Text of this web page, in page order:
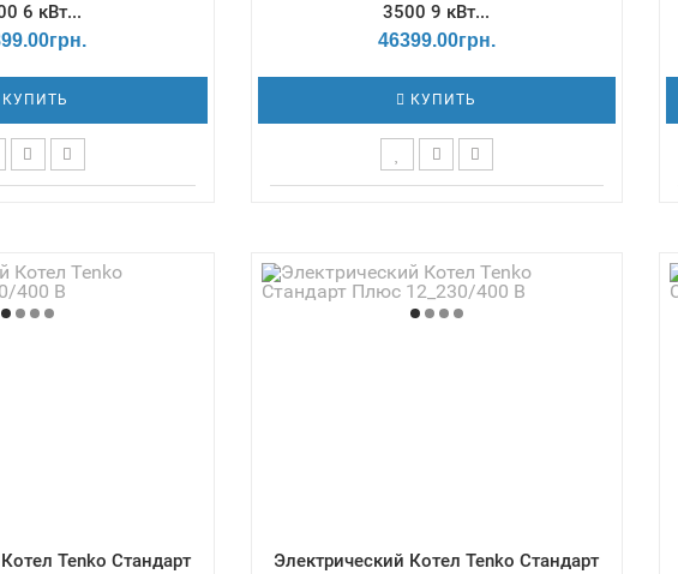
6 кВт...
КУПИТЬ
- min - 0.6 Бар;
ступеней
/ КПД, % - 99,7
3500 9 кВт...
46399.00грн.
КУПИТЬ
273х330х712 / Давление - min - 0.6 Бар;
max - 3 Бар / Количество ступеней
мощности - 3 / КПД, % - 99,7
Tenko Cтандарт
Электрический Котел Tenko Cтандарт